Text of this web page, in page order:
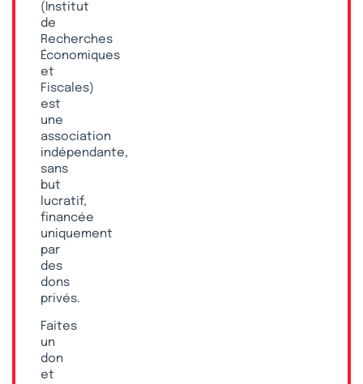
(Institut
de
Recherches
Économiques
et
Fiscales)
est
une
association
indépendante,
sans
but
lucratif,
financée
uniquement
par
des
dons
privés.
Faites
un
don
et